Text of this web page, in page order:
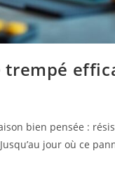
bien pensée :
jour où ce